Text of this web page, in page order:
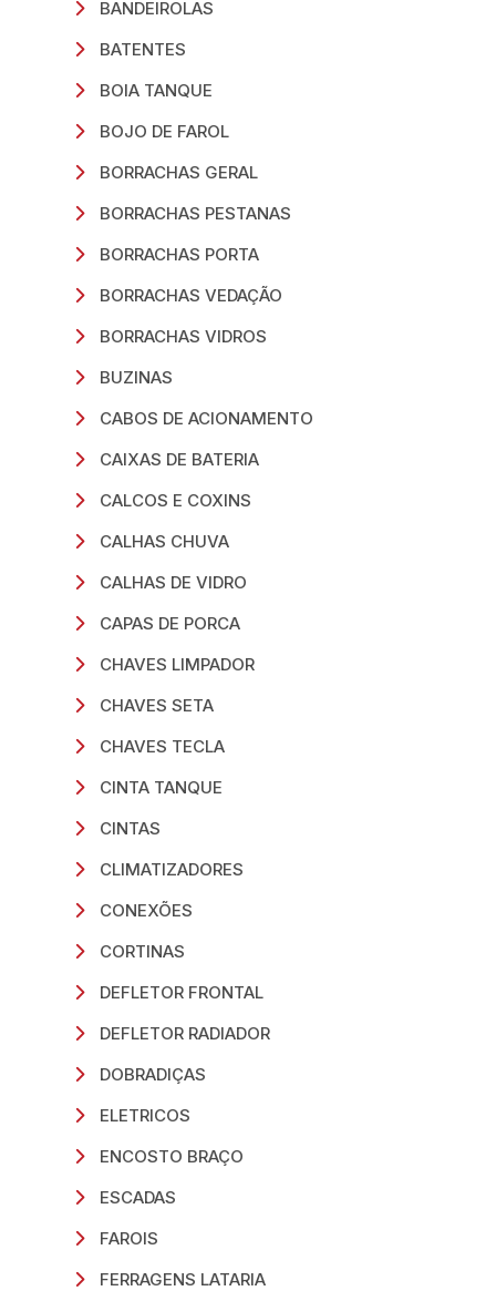
BANDEIROLAS
BATENTES
BOIA TANQUE
BOJO DE FAROL
BORRACHAS GERAL
BORRACHAS PESTANAS
BORRACHAS PORTA
BORRACHAS VEDAÇÃO
BORRACHAS VIDROS
BUZINAS
CABOS DE ACIONAMENTO
CAIXAS DE BATERIA
CALCOS E COXINS
CALHAS CHUVA
CALHAS DE VIDRO
CAPAS DE PORCA
CHAVES LIMPADOR
CHAVES SETA
CHAVES TECLA
CINTA TANQUE
CINTAS
CLIMATIZADORES
CONEXÕES
CORTINAS
DEFLETOR FRONTAL
DEFLETOR RADIADOR
DOBRADIÇAS
ELETRICOS
ENCOSTO BRAÇO
ESCADAS
FAROIS
FERRAGENS LATARIA